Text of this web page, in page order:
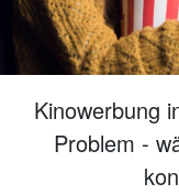
Kinowerbung
Problem -